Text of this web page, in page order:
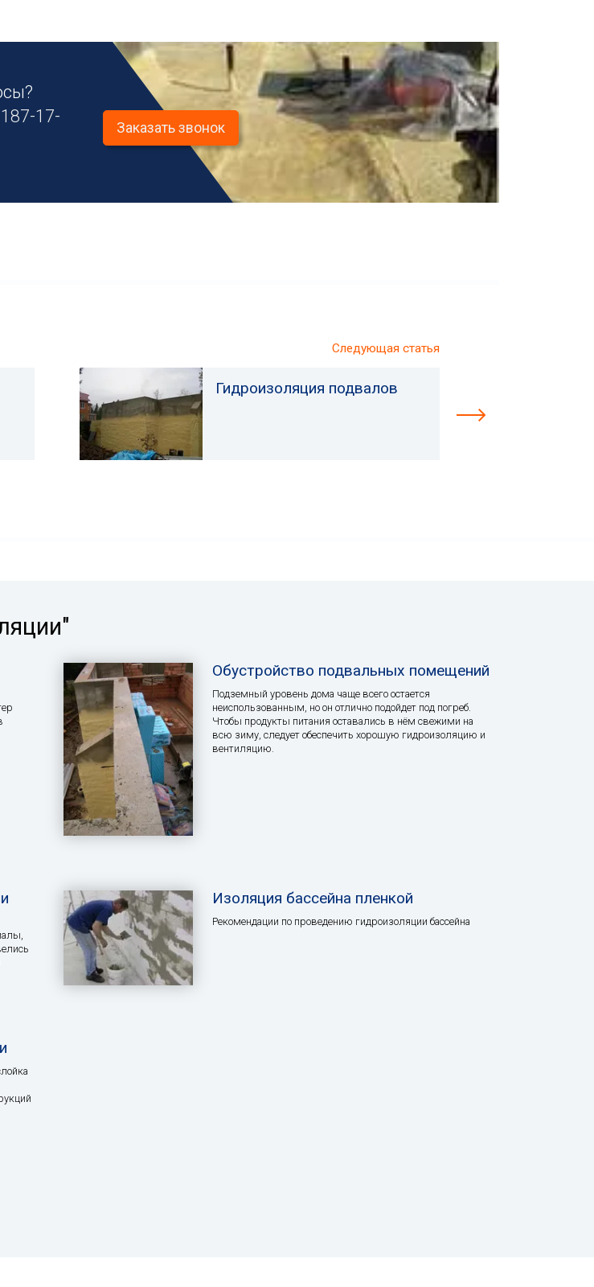
17-
Заказать звонок
Следующая статья
Гидроизоляция подвалов
Обустройство подвальных помещений
Подземный уровень дома чаще всего остается
неиспользованным, но он отлично подойдет под погреб.
Чтобы продукты питания оставались в нём свежими на
всю зиму, следует обеспечить хорошую гидроизоляцию и
вентиляцию.
Изоляция бассейна пленкой
Рекомендации по проведению гидроизоляции бассейна